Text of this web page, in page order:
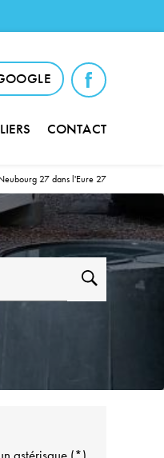
CONTACT
27 dans l'Eure 27